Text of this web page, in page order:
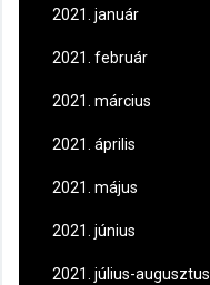
2021. január
2021. február
2021. március
2021. április
2021. május
2021. június
2021. július-augusztus